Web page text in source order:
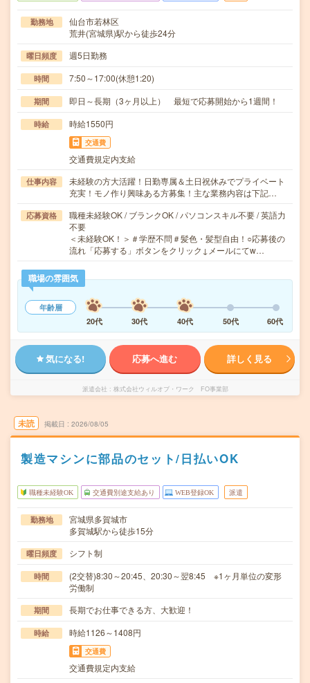
勤務地
仙台市若林区
荒井(宮城県)駅から徒歩24分
曜日頻度 週5日勤務
時間 7:50～17:00(休憩1:20)
期間 即日～長期（3ヶ月以上） 最短で応募開始から1週間！
時給 時給1550円
交通費
交通費規定内支給
仕事内容
未経験の方大活躍！日勤専属＆土日祝休みでプライベート
充実！モノ作り興味ある方募集！主な業務内容は下記…
応募資格
職種未経験OK / ブランクOK / パソコンスキル不要 / 英語力
不要
＜未経験OK！＞＃学歴不問＃髪色・髪型自由！○応募後の
流れ「応募する」ボタンをクリック↓メールにてw…
職場の雰囲気
年齢層
20代
30代 40代 50代 60代
気になる! 応募へ進む 詳しく見る
派遣会社 株式会社ウィルオブ・ワーク FO事業部
未読 掲載日 2026/08/05
製造マシンに部品のセット/日払いOK
職種未経験OK 交通費別途支給あり WEB登録OK 派遣
勤務地
宮城県多賀城市
多賀城駅から徒歩15分
曜日頻度 シフト制
時間
(2交替)8:30～20:45、20:30～翌8:45 ※1ヶ月単位の変形
労働制
期間 長期でお仕事できる方、大歓迎！
時給 時給1126～1408円
交通費
交通費規定内支給